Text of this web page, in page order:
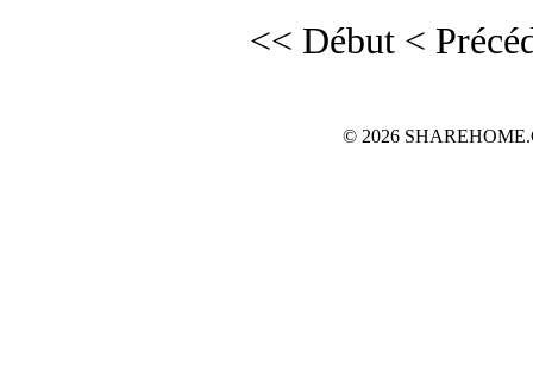
<< Début <
© 2026